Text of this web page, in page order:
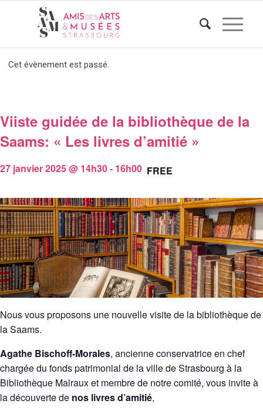
Cet évènement est passé.
Viiste guidée de la bibliothèque de la
Saams: « Les livres d’amitié »
27 janvier 2025 @ 14h30- 16h00 FREE
Nous vous proposons une nouvelle visite de la bibliothèque de
la Saams.
Agathe Bischoff-Morales, ancienne conservatrice en chef
chargée du fonds patrimonial de la ville de Strasbourg à la
Bibliothèque Malraux et membre de notre comité, vous invite à
la découverte de nos livres d’amitié,